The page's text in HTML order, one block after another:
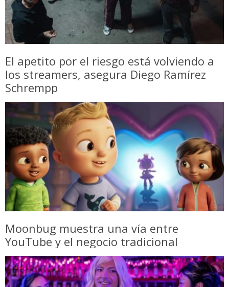
El apetito por el riesgo está volviendo a
los streamers, asegura Diego Ramírez
Schrempp
Moonbug muestra una vía entre
YouTube y el negocio tradicional